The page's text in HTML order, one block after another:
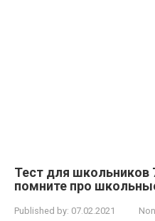
Тест для школьников
помните про
Published by: 07.02.2021